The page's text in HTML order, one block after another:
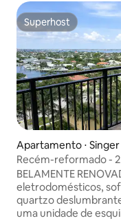
Superhost
Superhost
Apartamento ⋅ Singer
Recém-reformado - 2
Singer Resort & spa
BELAMENTE RENOVADO!!!
eletrodomésticos,
quartzo
uma unidade de